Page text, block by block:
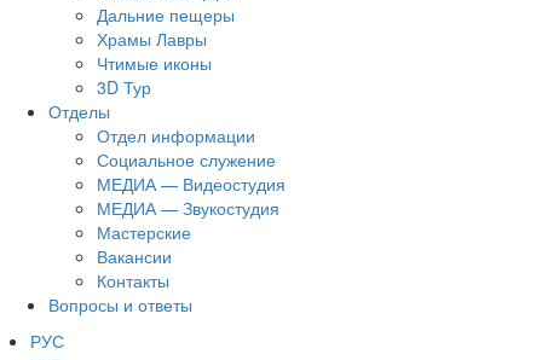
Дальние пещеры
Храмы Лавры
Чтимые иконы
3D Тур
Отделы
Отдел информации
Социальное служение
МЕДИА — Видеостудия
МЕДИА — Звукостудия
Мастерские
Вакансии
Контакты
Вопросы и ответы
РУС